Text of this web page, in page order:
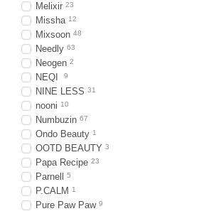
Melixir 23
Missha 12
Mixsoon 48
Needly 63
Neogen 2
NEQI 9
NINE LESS 31
nooni 10
Numbuzin 67
Ondo Beauty 1
OOTD BEAUTY 3
Papa Recipe 23
Parnell 5
P.CALM 1
Pure Paw Paw 9